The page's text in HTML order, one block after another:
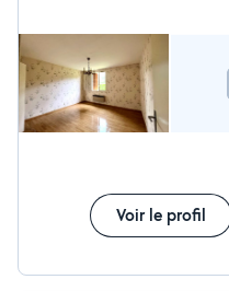
Voir le profil